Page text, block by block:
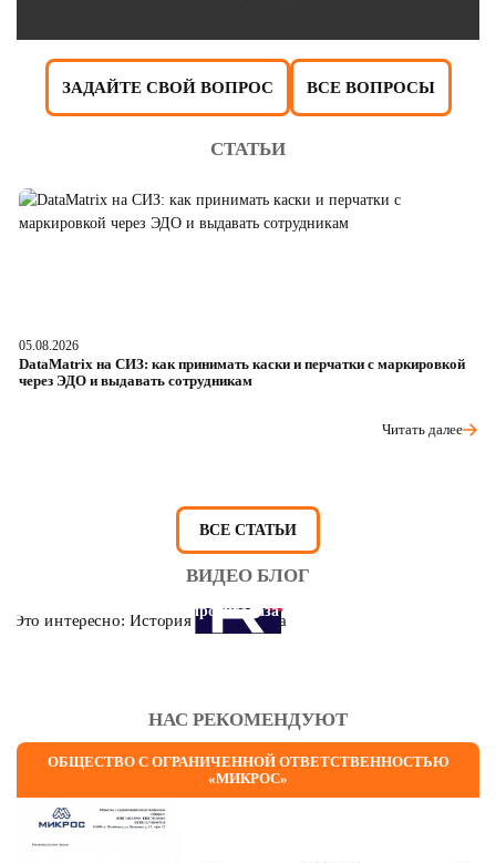
ЗАДАЙТЕ СВОЙ ВОПРОС ВСЕ ВОПРОСЫ
СТАТЬИ
05.08.2026
DataMatrix на СИЗ: как принимать каски и перчатки с маркировкой
через ЭДО и выдавать сотрудникам
Читать далее
ВСЕ СТАТЬИ
ВИДЕО БЛОГ
Это интересно: История противогаза
НАС РЕКОМЕНДУЮТ
ОБЩЕСТВО С ОГРАНИЧЕННОЙ ОТВЕТСТВЕННОСТЬЮ
«МИКРОС»